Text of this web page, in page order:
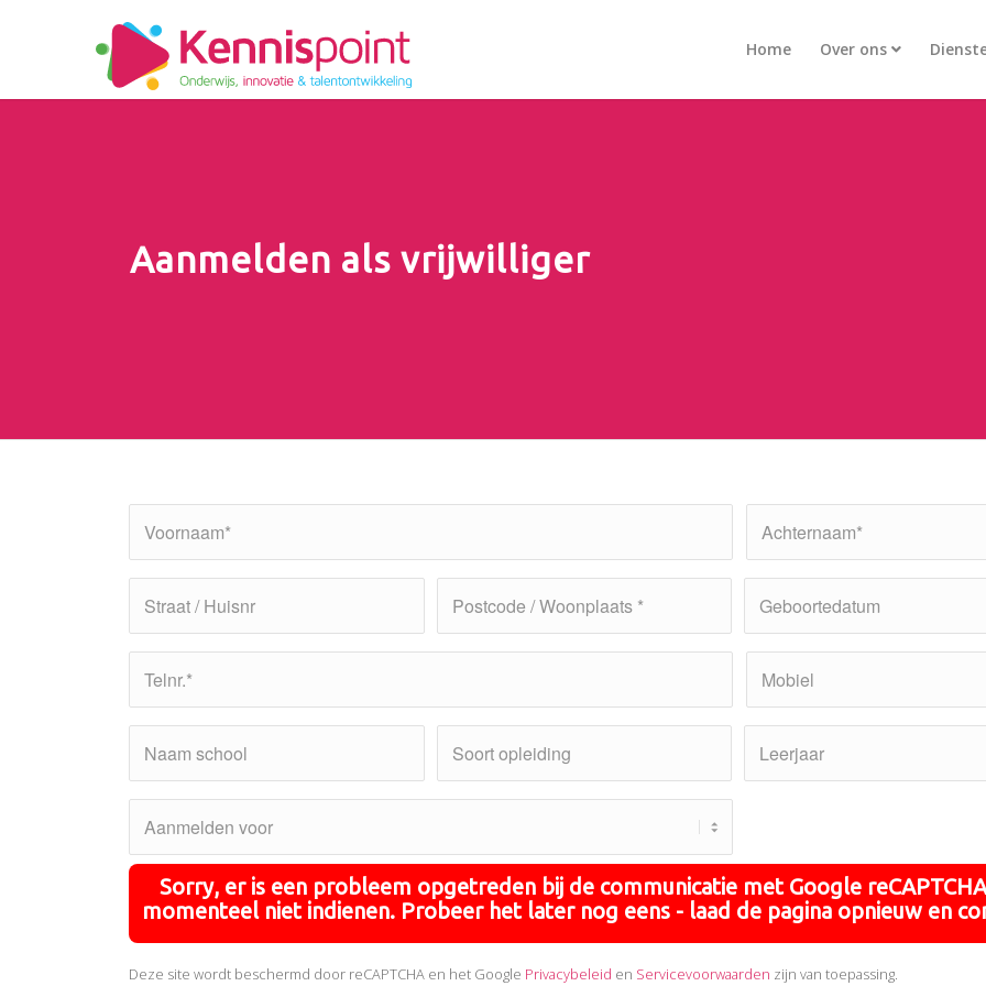
Home Over ons
Aanmelden als vrijwilliger
Sorry, er is een probleem opgetreden bij de communicatie met Google
momenteel niet indienen. Probeer het later nog eens - laad de pagina opnieuw en
Deze site wordt beschermd door reCAPTCHA en het Google Privacybeleid en Servicevoorwaarden zijn van toepassing.